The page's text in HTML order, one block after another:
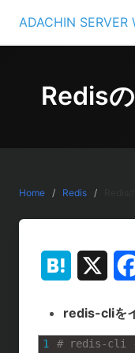
content
ADACHIN SERVER
Redis
Home Redis
redis-cliを
1
# redis-cli -